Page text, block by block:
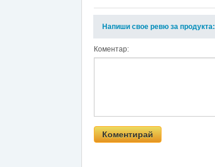
Напиши свое ревю за продукта:
Коментар: